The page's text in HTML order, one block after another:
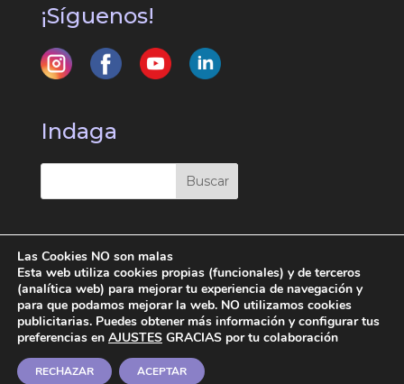
¡Síguenos!
Indaga
Contratar Tuna Madrid | Tuna Femenina
Madrid | TUCM Copyright 2026 | Web
Agencia de Marketing
Digital para Pymes
Las Cookies NO son malas
Esta web utiliza cookies propias (funcionales) y de terceros
(analítica web) para mejorar tu experiencia de navegación y
para que podamos mejorar la web. NO utilizamos cookies
publicitarias. Puedes obtener más información y configurar tus
preferencias en AJUSTES GRACIAS por tu colaboración
ACEPTAR
RECHAZAR